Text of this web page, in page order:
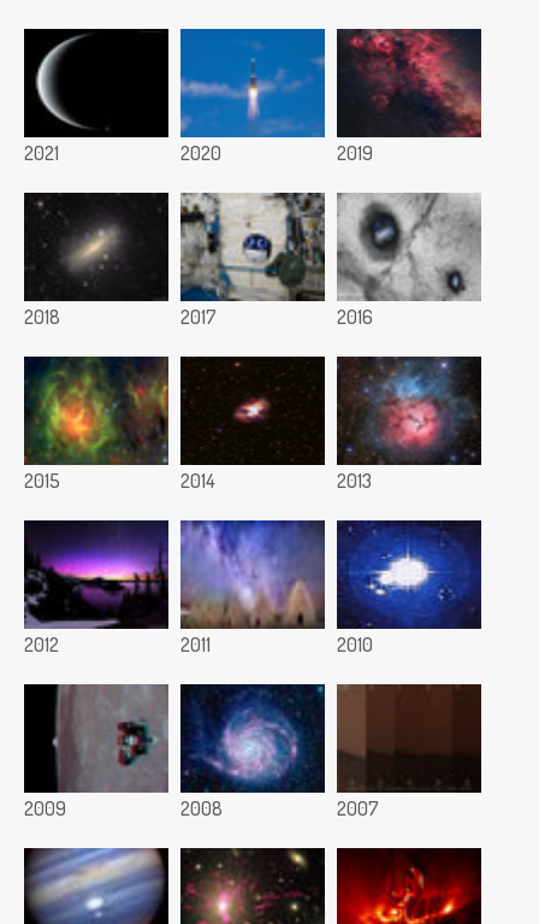
2021 2020 2019
2018 2017 2016
2015 2014 2013
2012 2011 2010
2009 2008 2007